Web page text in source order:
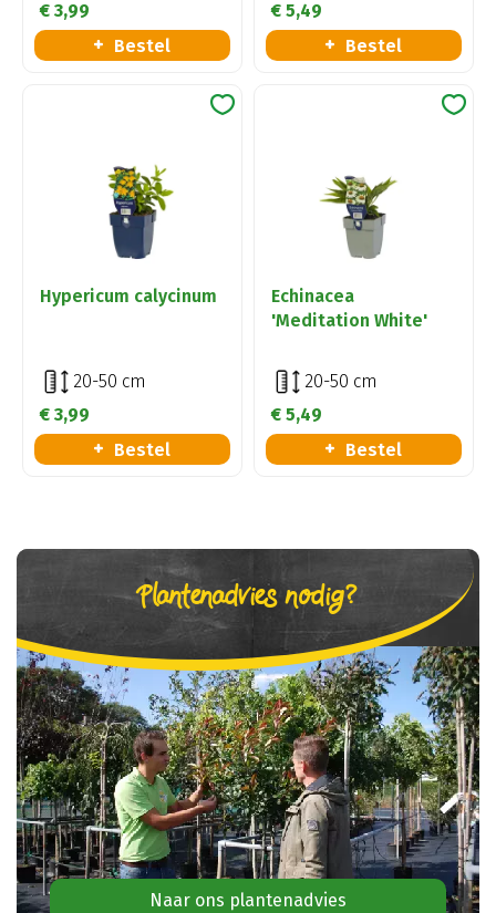
€ 3,99
Bestel
€ 5,49
Bestel
Hypericum calycinum
20-50 cm
€ 3,99
Bestel
Echinacea
'Meditation White'
20-50 cm
€ 5,49
Bestel
Plantenadvies nodig?
Naar ons plantenadvies